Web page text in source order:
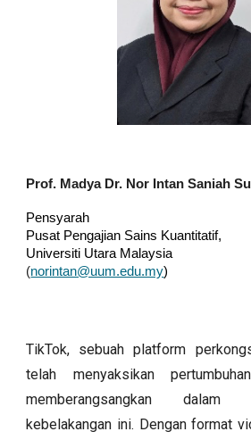
Prof. Madya Dr. Nor Intan Saniah
Pensyarah
Pusat Pengajian Sains Kuantitatif,
Universiti Utara Malaysia
(norintan@uum.edu.my)
TikTok, sebuah platform
telah menyaksikan
memberangsangkan dalam
kebelakangan ini. Dengan format